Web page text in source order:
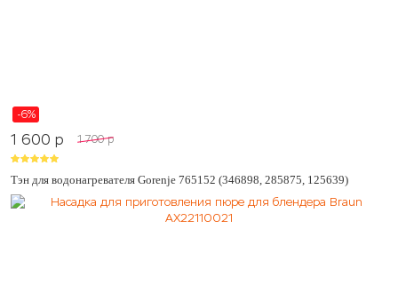
-6%
1 600 p 1 700 p
Тэн для водонагревателя Gorenje 765152 (346898, 285875, 125639)